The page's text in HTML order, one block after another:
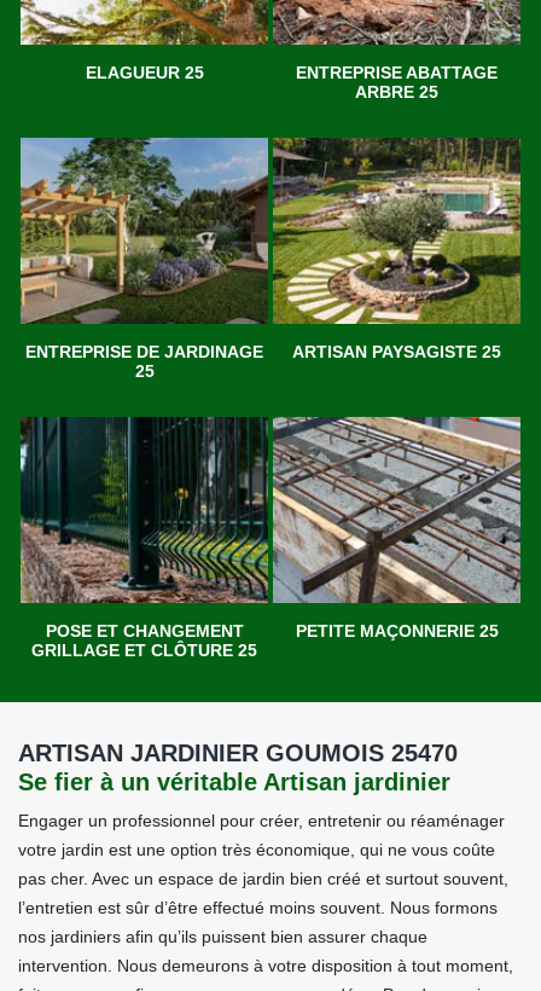
ELAGUEUR 25
ENTREPRISE ABATTAGE
ARBRE 25
ENTREPRISE DE JARDINAGE
25
ARTISAN PAYSAGISTE 25
POSE ET CHANGEMENT
GRILLAGE ET CLÔTURE 25
PETITE MAÇONNERIE 25
ARTISAN JARDINIER GOUMOIS 25470
Se fier à un véritable Artisan jardinier
Engager un professionnel pour créer, entretenir ou réaménager
votre jardin est une option très économique, qui ne vous coûte
pas cher. Avec un espace de jardin bien créé et surtout souvent,
l’entretien est sûr d’être effectué moins souvent. Nous formons
nos jardiniers afin qu’ils puissent bien assurer chaque
intervention. Nous demeurons à votre disposition à tout moment,